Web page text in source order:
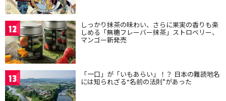
12 しっかり抹茶の味わい、さらに果実の香りも楽
しめる「無糖フレーバー抹茶」ストロベリー、
マンゴー新発売
13 「一口」が「いもあらい」！？ 日本の難読地名
には知られざる“名前の法則”があった